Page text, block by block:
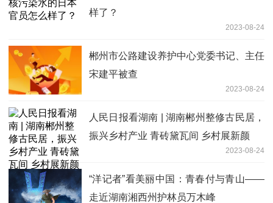
样了？
2023-08-24
郴州市公路建设养护中心党委书记、主任
宋建平被查
2023-08-24
人民日报看湖南 | 湖南郴州整修古民居，
振兴乡村产业 青砖黛瓦间 乡村展新颜
2023-08-24
“洋记者”看美丽中国：青春付与青山——
走近湖南湘西州护林员万木峰